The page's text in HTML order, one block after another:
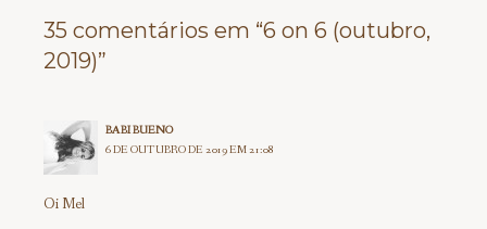
35 comentários em “6 on 6 (outubro,
2019)”
BABI BUENO
6 DE OUTUBRO DE 2019 EM 21:08
Oi Mel